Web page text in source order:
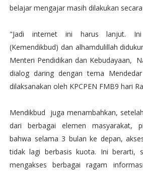
belajar mengajar masih dilakukan
"Jadi internet ini harus lanjut. Ini
(Kemendikbud) dan alhamdulillah
Menteri Pendidikan dan Kebudayaan,
dialog daring dengan tema
dilaksanakan oleh KPCPEN FMB9 hari
Mendikbud juga menambahkan,
dari berbagai elemen masyarakat,
bahwa selama 3 bulan ke depan,
tidak lagi berbasis kuota. Ini berarti,
mengakses berbagai ragam